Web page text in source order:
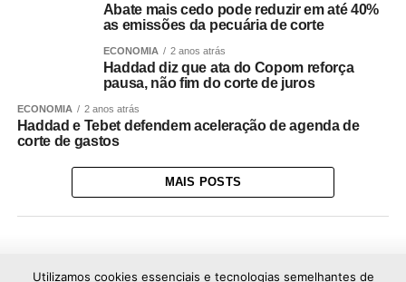
Abate mais cedo pode reduzir em até 40%
as emissões da pecuária de corte
ECONOMIA 2 anos atrás
Haddad diz que ata do Copom reforça
pausa, não fim do corte de juros
ECONOMIA 2 anos atrás
Haddad e Tebet defendem aceleração de agenda de
corte de gastos
MAIS POSTS
Utilizamos cookies essenciais e tecnologias semelhantes de